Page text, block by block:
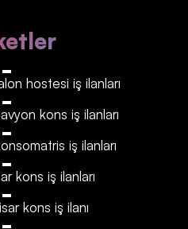
hostesi iş ilanları
kons iş ilanları
iş ilanları
kons iş ilanları
kons iş ilanı